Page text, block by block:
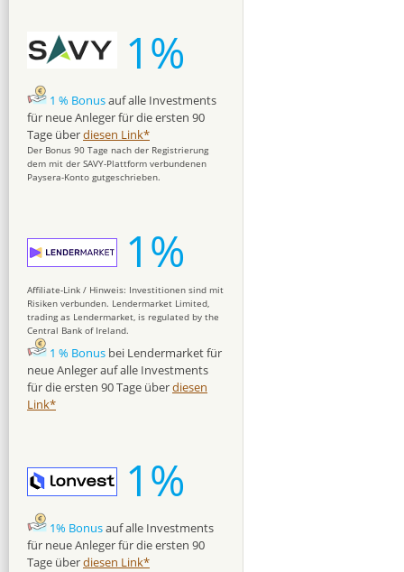
1%
1 % Bonusauf alle Investments
für neue Anleger für die ersten 90
Tage überdiesen Link*
Der Bonus 90 Tage nach der Registrierung
dem mit der SAVY-Plattform verbundenen
Paysera-Konto gutgeschrieben.
1%
Affiliate-Link / Hinweis: Investitionen sind mit
Risiken verbunden. Lendermarket Limited,
trading as Lendermarket, is regulated by the
Central Bank of Ireland.
1 % Bonus bei Lendermarket für
neue Anleger auf alle Investments
für die ersten 90 Tage überdiesen
Link*
1%
1% Bonusauf alle Investments
für neue Anleger für die ersten 90
Tage überdiesen Link*